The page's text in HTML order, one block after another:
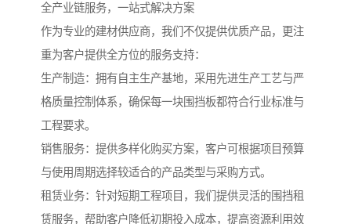
全产业链服务，一站式解决方案
作为专业的建材供应商，我们不仅提供优质产品，更注
重为客户提供全方位的服务支持：
生产制造：拥有自主生产基地，采用先进生产工艺与严
格质量控制体系，确保每一块围挡板都符合行业标准与
工程要求。
销售服务：提供多样化购买方案，客户可根据项目预算
与使用周期选择较适合的产品类型与采购方式。
租赁业务：针对短期工程项目，我们提供灵活的围挡租
赁服务，帮助客户降低初期投入成本，提高资源利用效